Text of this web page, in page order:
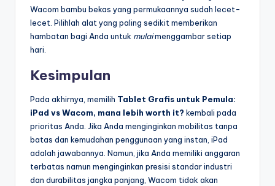
Wacom bambu bekas yang permukaannya sudah lecet-
lecet. Pilihlah alat yang paling sedikit memberikan
hambatan bagi Anda untuk mulaimenggambar setiap
hari.
Kesimpulan
Pada akhirnya, memilih Tablet Grafis untuk Pemula:
iPad vs Wacom, mana lebih worth it? kembali pada
prioritas Anda. Jika Anda menginginkan mobilitas tanpa
batas dan kemudahan penggunaan yang instan, iPad
adalah jawabannya. Namun, jika Anda memiliki anggaran
terbatas namun menginginkan presisi standar industri
dan durabilitas jangka panjang, Wacom tidak akan